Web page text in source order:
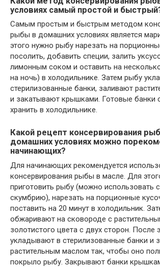
условиях самый простой и
Самым простым и быстрым методом
рыбы в домашних условиях является
этого нужно рыбу нарезать на
посолить, добавить специи, залить
лимонным соком и оставить на
на ночь) в холодильнике. Затем рыбу
стерилизованные банки, заливают
и закатывают крышками. Готовые банки
хранить в холодильнике.
Какой рецепт консервирования
домашних условиях можно
начинающих?
Для начинающих рекомендуется
консервирования рыбы в масле. Для
приготовить рыбу (можно использовать
скумбрию), нарезать на порционные
поставить на 20 минут в холодильник.
обжаривают на сковороде с
золотистого цвета с двух сторон. После
укладывают в стерилизованные банки и
растительным маслом так, чтобы оно
покрыло рыбу. Закрывают банки